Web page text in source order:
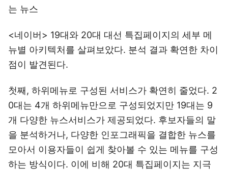
는 뉴스
<네이버> 19대와 20대 대선 특집페이지의 세부 메
뉴별 아키텍처를 살펴보았다. 분석 결과 확연한 차이
점이 발견된다.
첫째, 하위메뉴로 구성된 서비스가 확연히 줄었다. 2
0대는 4개 하위메뉴만으로 구성되었지만 19대는 9
개 다양한 뉴스서비스가 제공되었다. 후보자들의 말
을 분석하거나, 다양한 인포그래픽을 결합한 뉴스를
모아서 이용자들이 쉽게 찾아볼 수 있는 메뉴를 구성
하는 방식이다. 이에 비해 20대 특집페이지는 지극